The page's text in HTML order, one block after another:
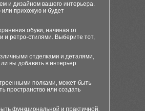
и дизайном вашего интерьера.
прихожую и будет
обуви, начиная от
и ретро-стилями. Выберите тот,
отделками и деталями,
вы добавить в интерьер
полками, может быть
пространство или создать
функциональной и практичной.